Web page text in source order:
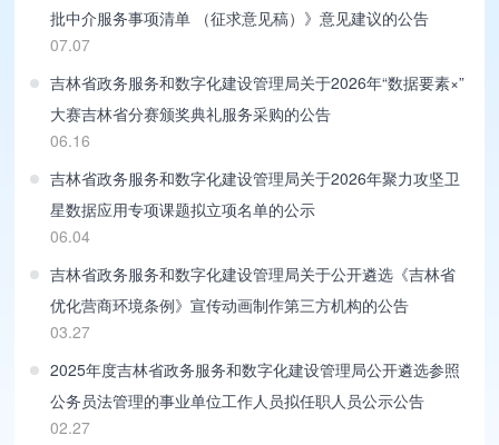
批中介服务事项清单 （征求意见稿）》意见建议的公告
07.07
吉林省政务服务和数字化建设管理局关于2026年“数据要素×”
大赛吉林省分赛颁奖典礼服务采购的公告
06.16
吉林省政务服务和数字化建设管理局关于2026年聚力攻坚卫
星数据应用专项课题拟立项名单的公示
06.04
吉林省政务服务和数字化建设管理局关于公开遴选《吉林省
优化营商环境条例》宣传动画制作第三方机构的公告
03.27
2025年度吉林省政务服务和数字化建设管理局公开遴选参照
公务员法管理的事业单位工作人员拟任职人员公示公告
02.27